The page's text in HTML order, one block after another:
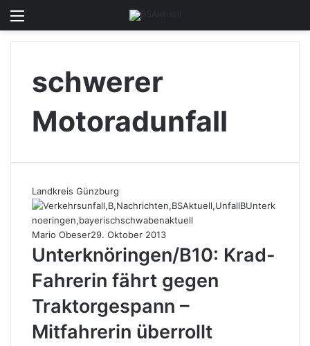
schwerer
Motoradunfall
Landkreis Günzburg
Mario Obeser29. Oktober 2013
Unterknöringen/B10: Krad-
Fahrerin fährt gegen
Traktorgespann –
Mitfahrerin überrollt